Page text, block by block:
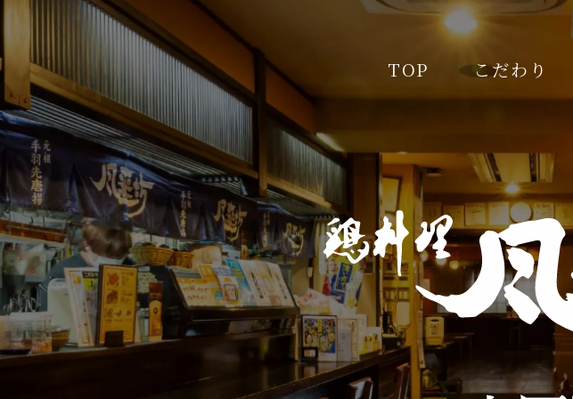
大阪・大国町の宴会は鶏料理・手羽先 『風来坊（ふうらいぼう）』へ
TOP こだわり